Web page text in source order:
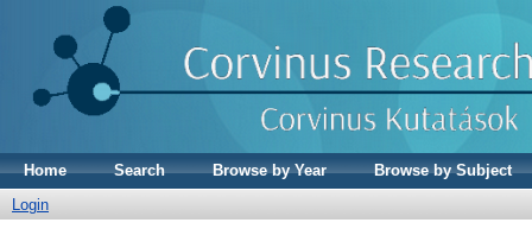
Home Search Browse by Year
Browse by Subject
Login